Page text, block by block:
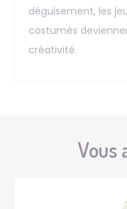
déguisement, les
costumés
créativité.
Vous